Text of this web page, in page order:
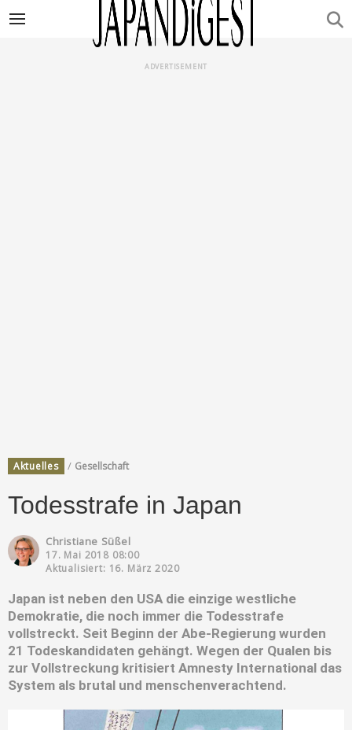
ADVERTISEMENT
Aktuelles / Gesellschaft
Todesstrafe in Japan
Christiane Süßel
17. Mai 2018 08:00
Aktualisiert: 16. März 2020
Japan ist neben den USA die einzige westliche
Demokratie, die noch immer die Todesstrafe
vollstreckt. Seit Beginn der Abe-Regierung wurden
21 Todeskandidaten gehängt. Wegen der Qualen bis
zur Vollstreckung kritisiert Amnesty International das
System als brutal und menschenverachtend.